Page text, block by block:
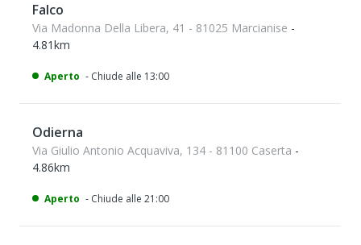
Falco
Via Madonna Della Libera, 41 - 81025 Marcianise -
4.81km
Aperto - Chiude alle 13:00
Odierna
Via Giulio Antonio Acquaviva, 134 - 81100 Caserta -
4.86km
Aperto - Chiude alle 21:00